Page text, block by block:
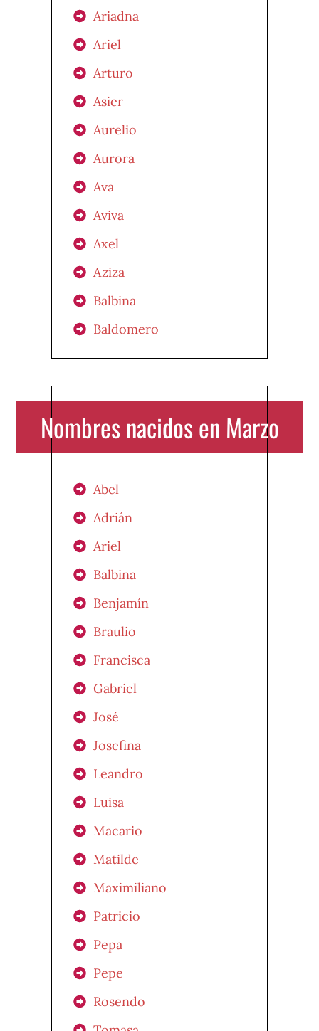
Ariadna
Ariel
Arturo
Asier
Aurelio
Aurora
Ava
Aviva
Axel
Aziza
Balbina
Baldomero
Nombres nacidos en Marzo
Abel
Adrián
Ariel
Balbina
Benjamín
Braulio
Francisca
Gabriel
José
Josefina
Leandro
Luisa
Macario
Matilde
Maximiliano
Patricio
Pepa
Pepe
Rosendo